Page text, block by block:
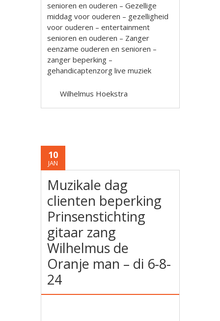
senioren en ouderen – Gezellige
middag voor ouderen – gezelligheid
voor ouderen – entertainment
senioren en ouderen – Zanger
eenzame ouderen en senioren –
zanger beperking –
gehandicaptenzorg live muziek
Wilhelmus Hoekstra
10
JAN
Muzikale dag
clienten beperking
Prinsenstichting
gitaar zang
Wilhelmus de
Oranje man – di 6-8-
24